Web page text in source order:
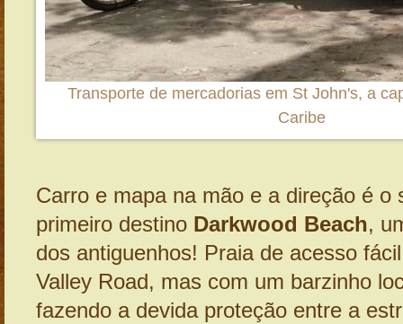
Transporte de mercadorias em St John's, a
Caribe
Carro e mapa na mão e a direção é o
primeiro destino Darkwood Beach,
dos antiguenhos! Praia de acesso
Valley Road, mas com um barzinho
fazendo a devida proteção entre a